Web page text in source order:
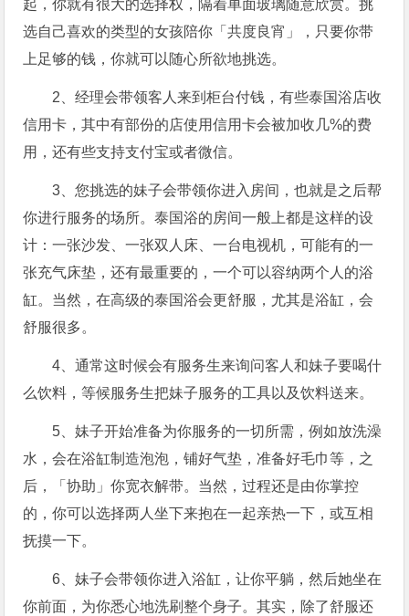
起，你就有很大的选择权，隔着单面玻璃随意欣赏。挑
选自己喜欢的类型的女孩陪你「共度良宵」，只要你带
上足够的钱，你就可以随心所欲地挑选。
2、经理会带领客人来到柜台付钱，有些泰国浴店收
信用卡，其中有部份的店使用信用卡会被加收几%的费
用，还有些支持支付宝或者微信。
3、您挑选的妹子会带领你进入房间，也就是之后帮
你进行服务的场所。泰国浴的房间一般上都是这样的设
计：一张沙发、一张双人床、一台电视机，可能有的一
张充气床垫，还有最重要的，一个可以容纳两个人的浴
缸。当然，在高级的泰国浴会更舒服，尤其是浴缸，会
舒服很多。
4、通常这时候会有服务生来询问客人和妹子要喝什
么饮料，等候服务生把妹子服务的工具以及饮料送来。
5、妹子开始准备为你服务的一切所需，例如放洗澡
水，会在浴缸制造泡泡，铺好气垫，准备好毛巾等，之
后，「协助」你宽衣解带。当然，过程还是由你掌控
的，你可以选择两人坐下来抱在一起亲热一下，或互相
抚摸一下。
6、妹子会带领你进入浴缸，让你平躺，然后她坐在
你前面，为你悉心地洗刷整个身子。其实，除了舒服还